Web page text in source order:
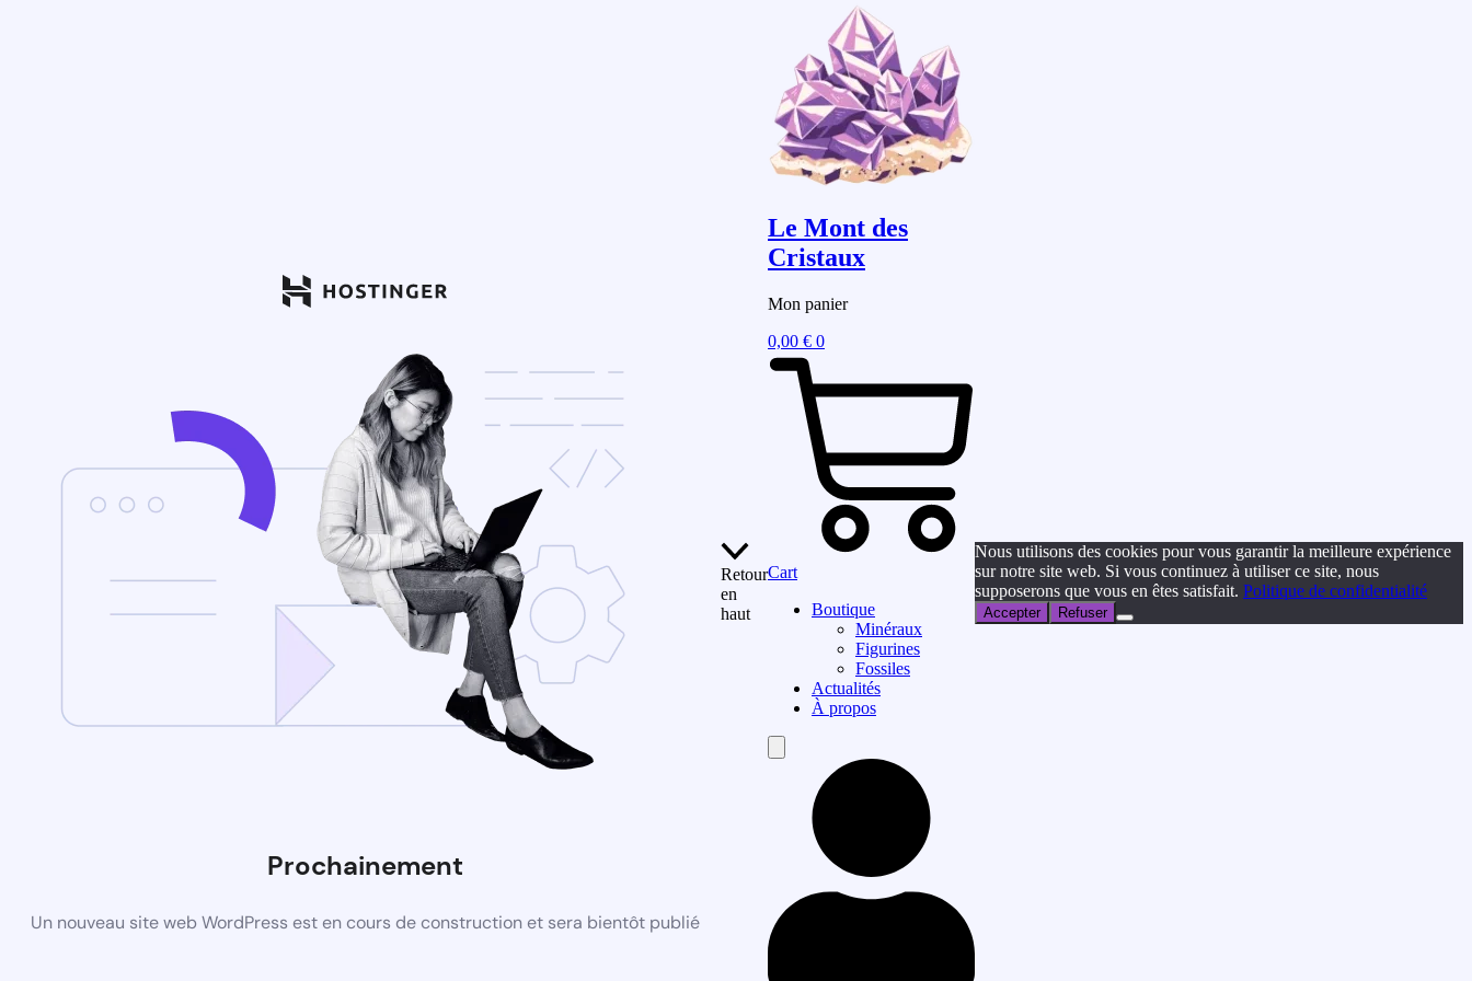
Prochainement
Un nouveau site web WordPress est en cours de construction et sera bientôt publié
Retour
en
haut
Le Mont des
Cristaux
Mon panier
0,00 € 0
Cart
Boutique
Minéraux
Figurines
Fossiles
Actualités
À propos
Toggle
Nous utilisons des cookies pour vous garantir la meilleure expérience
sur notre site web. Si vous continuez à utiliser ce site, nous
supposerons que vous en êtes satisfait. Politique de confidentialité
Accepter Refuser